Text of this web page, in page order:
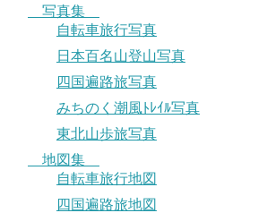
写真集
自転車旅行写真
日本百名山登山写真
四国遍路旅写真
みちのく潮風ﾄﾚｲﾙ写真
東北山歩旅写真
地図集
自転車旅行地図
四国遍路旅地図